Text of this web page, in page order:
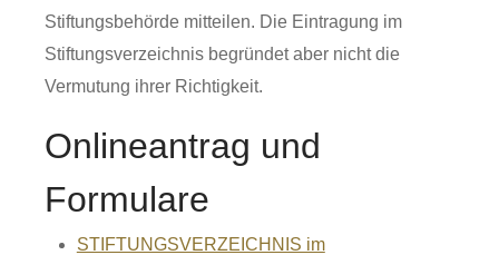
Stiftungsbehörde mitteilen. Die Eintragung im
Stiftungsverzeichnis begründet aber nicht die
Vermutung ihrer Richtigkeit.
Onlineantrag und
Formulare
STIFTUNGSVERZEICHNIS im